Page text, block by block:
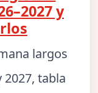
y
largos
2027, tabla